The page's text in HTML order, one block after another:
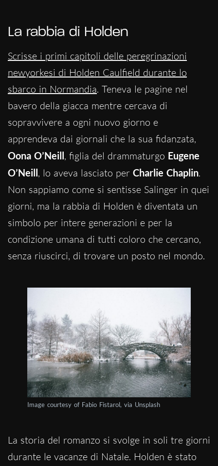
La rabbia di Holden
Scrisse i primi capitoli delle peregrinazioni
newyorkesi di Holden Caulfield durante lo
sbarco in Normandia. Teneva le pagine nel
bavero della giacca mentre cercava di
sopravvivere a ogni nuovo giorno e
apprendeva dai giornali che la sua fidanzata,
Oona O’Neill, figlia del drammaturgo Eugene
O’Neill, lo aveva lasciato per Charlie Chaplin.
Non sappiamo come si sentisse Salinger in quei
giorni, ma la rabbia di Holden è diventata un
simbolo per intere generazioni e per la
condizione umana di tutti coloro che cercano,
senza riuscirci, di trovare un posto nel mondo.
Image courtesy of Fabio Fistarol, via Unsplash
La storia del romanzo si svolge in soli tre giorni
durante le vacanze di Natale. Holden è stato